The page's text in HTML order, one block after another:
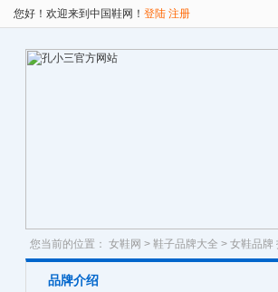
您好！欢迎来到中国鞋网！ 登陆 注册
您当前的位置： 女鞋网 > 鞋子品牌大全 > 女鞋品牌
品牌介绍